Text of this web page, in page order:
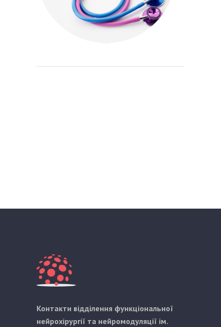
Контакти відділення функціональної
нейрохірургії та нейромодуляції ім.